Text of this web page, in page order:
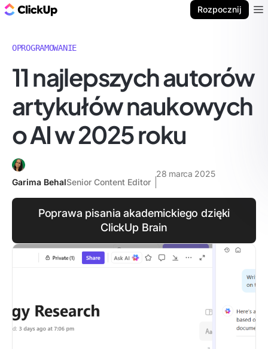
Rozpocznij
OPROGRAMOWANIE
11 najlepszych autorów
artykułów naukowych
o AI w 2025 roku
Garima BehalSenior Content Editor
28 marca 2025
Poprawa pisania akademickiego dzięki
ClickUp Brain